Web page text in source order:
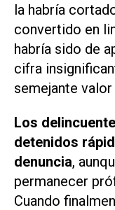
la habría
convertido en
habría sido de
cifra
semejante
Los
detenidos
denuncia,
permanecer
Cuando